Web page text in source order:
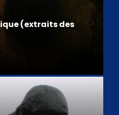
(extraits des